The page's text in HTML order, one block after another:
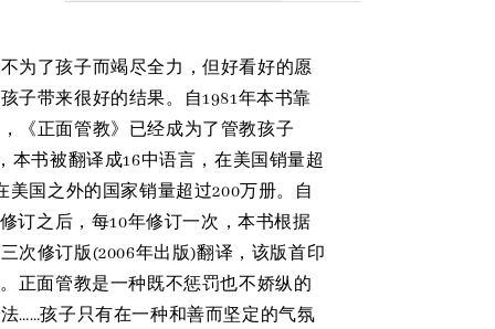
为了孩子而竭尽全力，但好看好的愿
子带来很好的结果。自1981年本书靠
《正面管教》已经成为了管教孩子
本书被翻译成16中语言，在美国销量超
美国之外的国家销量超过200万册。自
订之后，每10年修订一次，本书根据
次修订版(2006年出版)翻译，该版首印
正面管教是一种既不惩罚也不娇纵的
……孩子只有在一种和善而坚定的气氛